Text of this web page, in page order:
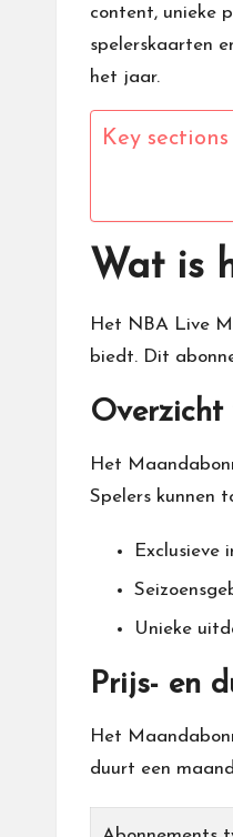
content, unieke
spelerskaarten
het jaar.
Key
Wat is
Het NBA Live
biedt. Dit
Overzicht
Het
Spelers kunnen
Exclusieve
Unieke
Prijs- en
Het
duurt een